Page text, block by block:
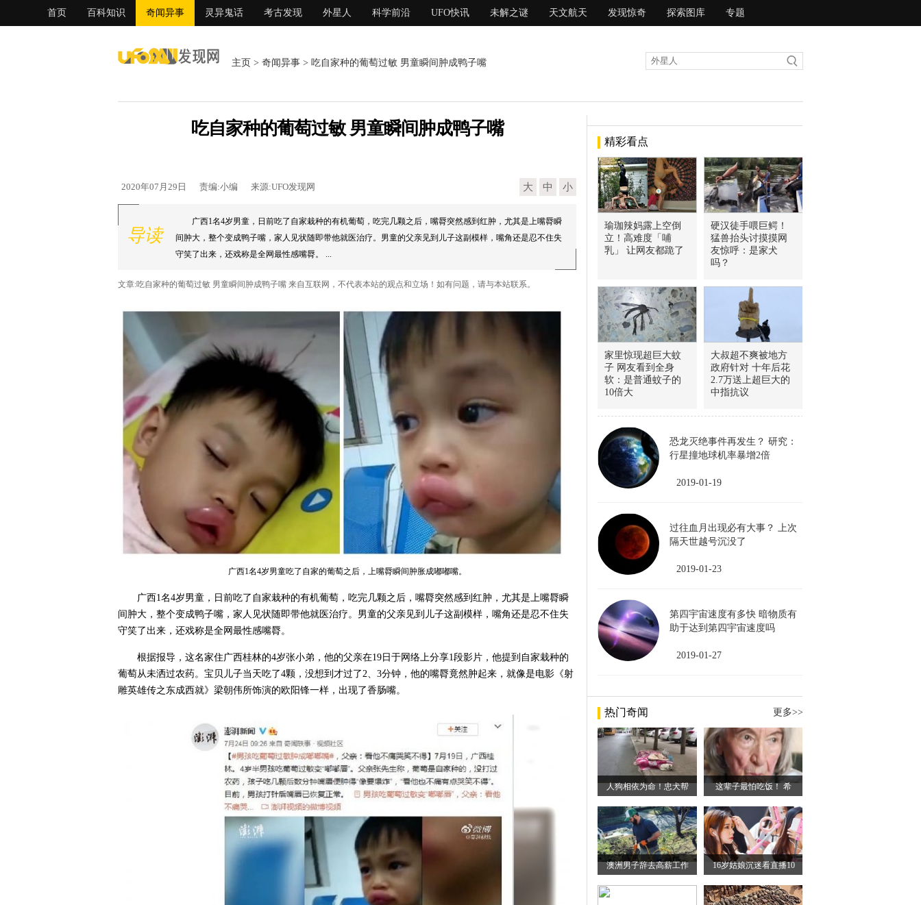
首页 百科知识 奇闻异事 灵异鬼话 考古发现 外星人 科学前沿 UFO快讯 未解之谜 天文航天 发现惊奇 探索图库 专题
主页 > 奇闻异事 > 吃自家种的葡萄过敏 男童瞬间肿成鸭子嘴
吃自家种的葡萄过敏 男童瞬间肿成鸭子嘴
2020年07月29日 责编:小编 来源:UFO发现网 大 中 小
导读
广西1名4岁男童，日前吃了自家栽种的有机葡萄，吃完几颗之后，嘴脣突然感到红肿，尤其是上嘴脣瞬
间肿大，整个变成鸭子嘴，家人见状随即带他就医治疗。男童的父亲见到儿子这副模样，嘴角还是忍不住失
守笑了出来，还戏称是全网最性感嘴脣。 ...
文章:吃自家种的葡萄过敏 男童瞬间肿成鸭子嘴 来自互联网，不代表本站的观点和立场！如有问题，请与本站联系。
广西1名4岁男童吃了自家的葡萄之后，上嘴脣瞬间肿胀成嘟嘟嘴。
广西1名4岁男童，日前吃了自家栽种的有机葡萄，吃完几颗之后，嘴脣突然感到红肿，尤其是上嘴脣瞬
间肿大，整个变成鸭子嘴，家人见状随即带他就医治疗。男童的父亲见到儿子这副模样，嘴角还是忍不住失
守笑了出来，还戏称是全网最性感嘴脣。
根据报导，这名家住广西桂林的4岁张小弟，他的父亲在19日于网络上分享1段影片，他提到自家栽种的
葡萄从未洒过农药。宝贝儿子当天吃了4颗，没想到才过了2、3分钟，他的嘴脣竟然肿起来，就像是电影《射
雕英雄传之东成西就》梁朝伟所饰演的欧阳锋一样，出现了香肠嘴。
精彩看点
瑜珈辣妈露上空倒
立！高难度「哺
乳」 让网友都跪了
硬汉徒手喂巨鳄！
猛兽抬头讨摸摸网
友惊呼：是家犬
吗？
家里惊现超巨大蚊
子 网友看到全身
软：是普通蚊子的
10倍大
大叔超不爽被地方
政府针对 十年后花
2.7万送上超巨大的
中指抗议
恐龙灭绝事件再发生？ 研究：
行星撞地球机率暴增2倍
2019-01-19
过往血月出现必有大事？ 上次
隔天世越号沉没了
2019-01-23
第四宇宙速度有多快 暗物质有
助于达到第四宇宙速度吗
2019-01-27
热门奇闻 更多>>
人狗相依为命！忠犬帮 这辈子最怕吃饭！ 希
澳洲男子辞去高薪工作 16岁姑娘沉迷看直播10